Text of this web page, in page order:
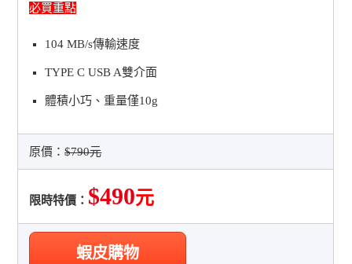
必買重點
104 MB/s傳輸速度
TYPE C USB A雙介面
體積小巧、重量僅10g
原價：$790元
限時特價： $490元
蝦皮購物